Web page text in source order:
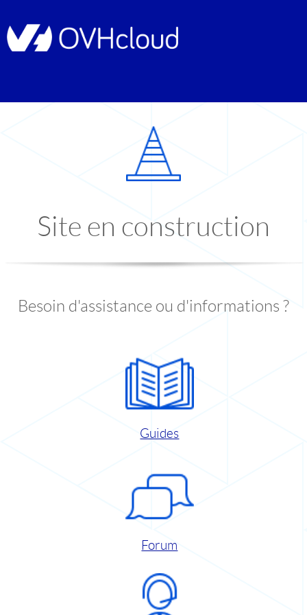
Site en construction
Besoin d'assistance ou d'informations ?
Guides
Forum